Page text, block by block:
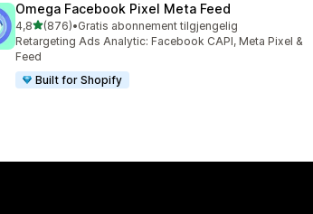
Omega Facebook Pixel Meta Feed
4,8av 5 stjerner
(876)
Totalt 876 omtaler
•Gratis abonnement tilgjengelig
Retargeting Ads Analytic: Facebook CAPI, Meta Pixel &
Feed
Built for Shopify